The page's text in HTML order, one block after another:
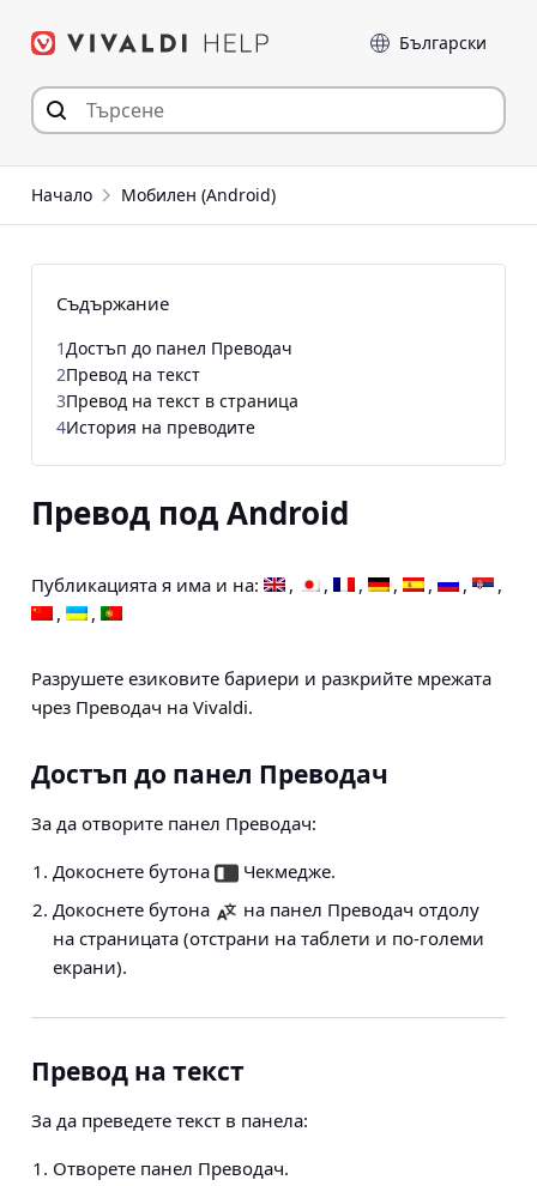
към съдържанието
Език
Начало Мобилен (Android)
Превод под Android
Публикацията я има и на:
Разрушете езиковите бариери и разкрийте мрежата
чрез Преводач на Vivaldi.
Достъп до панел Преводач
За да отворите панел Преводач:
Докоснете бутона
Чекмедже.
Докоснете бутона
на панел Преводач отдолу
на страницата (отстрани на таблети и по-големи
екрани).
Превод на текст
За да преведете текст в панела:
Отворете панел Преводач.
Съдържание
1Достъп до панел Преводач
2Превод на текст
3Превод на текст в страница
4История на преводите